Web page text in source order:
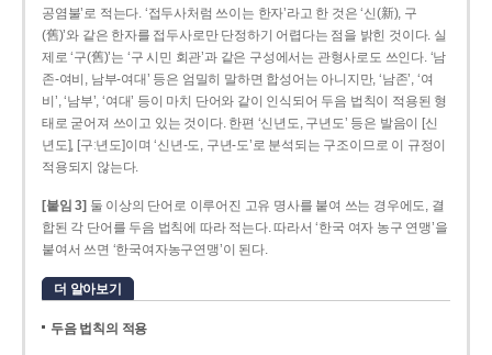
공염불’로 적는다. ‘접두사처럼 쓰이는 한자’라고 한 것은 ‘신(新), 구
(舊)’와 같은 한자를 접두사로만 단정하기 어렵다는 점을 밝힌 것이다. 실
제로 ‘구(舊)’는 ‘구 시민 회관’과 같은 구성에서는 관형사로도 쓰인다. ‘남
존­-여비, 남부-­여대’ 등은 엄밀히 말하면 합성어는 아니지만, ‘남존’, ‘여
비’, ‘남부’, ‘여대’ 등이 마치 단어와 같이 인식되어 두음 법칙이 적용된 형
태로 굳어져 쓰이고 있는 것이다. 한편 ‘신년도, 구년도’ 등은 발음이 [신
년도], [구ː년도]이며 ‘신년­-도, 구년-­도’로 분석되는 구조이므로 이 규정이
적용되지 않는다.
[붙임 3] 둘 이상의 단어로 이루어진 고유 명사를 붙여 쓰는 경우에도, 결
합된 각 단어를 두음 법칙에 따라 적는다. 따라서 ‘한국 여자 농구 연맹’을
붙여서 쓰면 ‘한국여자농구연맹’이 된다.
더 알아보기
두음 법칙의 적용